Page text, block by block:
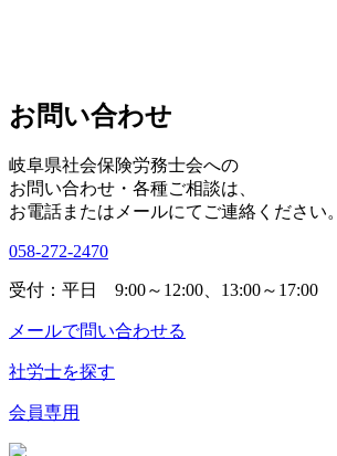
お問い合わせ
岐阜県社会保険労務士会への
お問い合わせ・各種ご相談は、
お電話またはメールにてご連絡ください。
058-272-2470
受付：平日 9:00～12:00、13:00～17:00
メールで問い合わせる
社労士を探す
会員専用